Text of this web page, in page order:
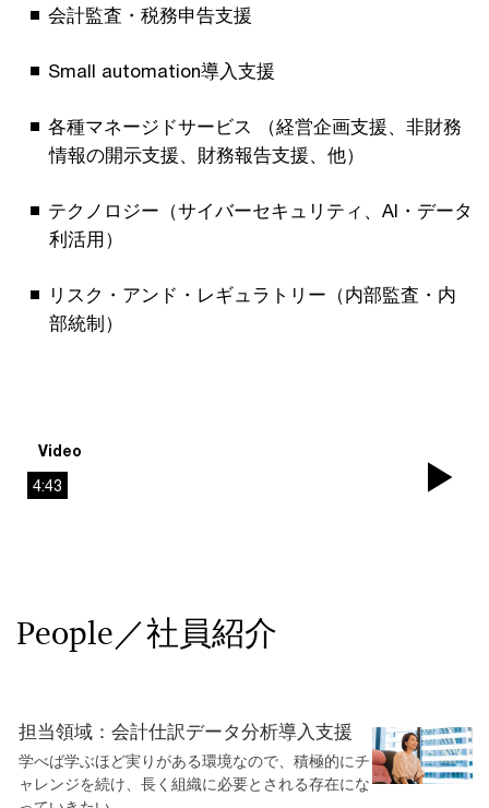
会計監査・税務申告支援
Small automation導入支援
各種マネージドサービス （経営企画支援、非財務
情報の開示支援、財務報告支援、他）
テクノロジー（サイバーセキュリティ、AI・データ
利活用）
リスク・アンド・レギュラトリー（内部監査・内
部統制）
4:43
Video
People／社員紹介
担当領域：会計仕訳データ分析導入支援
学べば学ぶほど実りがある環境なので、積極的にチ
ャレンジを続け、長く組織に必要とされる存在にな